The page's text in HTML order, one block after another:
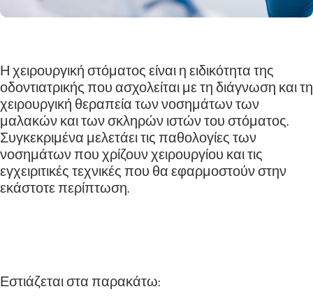
Η χειρουργική στόματος είναι η ειδικότητα της
οδοντιατρικής που ασχολείται με τη διάγνωση και τη
χειρουργική θεραπεία των νοσημάτων των
μαλακών και των σκληρών ιστών του στόματος.
Συγκεκριμένα μελετάει τις παθολογίες των
νοσημάτων που χρίζουν χειρουργίου και τις
εγχειριτικές τεχνικές που θα εφαρμοστούν στην
εκάστοτε περίπτωση.
Εστιάζεται στα παρακάτω: